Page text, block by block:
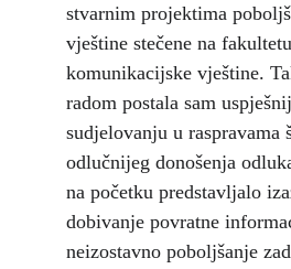
stvarnim projektima
vještine stečene na
komunikacijske vještine.
radom postala sam
sudjelovanju u raspravama
odlučnijeg donošenja
na početku predstavljalo
dobivanje povratne
neizostavno poboljšanje